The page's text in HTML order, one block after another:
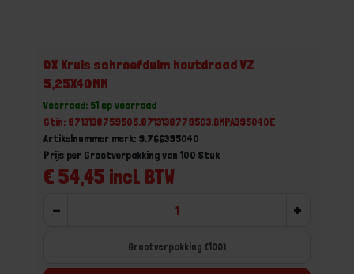
DX Kruis schroefduim houtdraad VZ
5,25X40MM
Voorraad: 51 op voorraad
Gtin: 8713138759505,8713138779503,BMPA395040E
Artikelnummer merk: 9.766395040
€ 54,45 incl. BTW
Prijs per Grootverpakking van 100 Stuk
- +
Grootverpakking (100)